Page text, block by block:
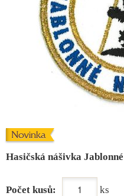
Novinka
Hasičská nášivka
Počet kusů: ks